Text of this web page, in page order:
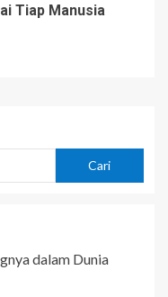
Tiap Manusia
Cari
dalam Dunia